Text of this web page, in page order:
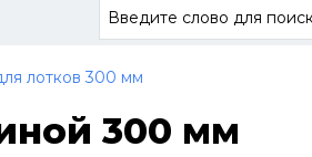
лотков 300 мм
300 мм